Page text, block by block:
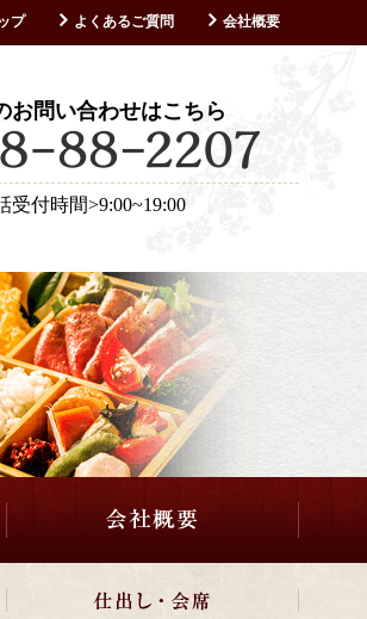
プ よくあるご質問 会社概要
お問い合わせはこちら
受付時間>9:00~19:00